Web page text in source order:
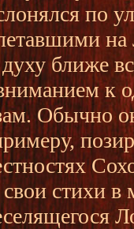
по
на
ближе
к
Обычно
свои стихи